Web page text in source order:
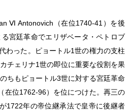
Ⅵ Antonovich（在位1740-41）を後
宮廷革命でエリザベータ・ペトロブ
わった。ピョートル1世の権力の支柱
チェリナ1世の即位に重要な役割を果
ちもピョートル3世に対する宮廷革命
在位1762-96）を位につけた。再三の
1722年の帝位継承法で皇帝に後継者